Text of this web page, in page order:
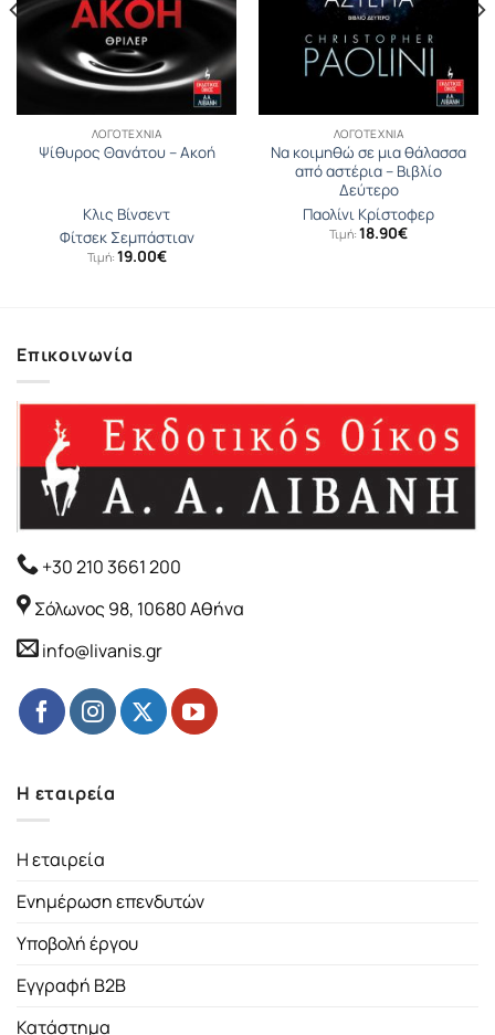
ΛΟΓΟΤΕΧΝΊΑ
Ψίθυρος Θανάτου – Ακοή
Κλις Βίνσεντ
Φίτσεκ Σεμπάστιαν
Τιμή: 19.00€
ΛΟΓΟΤΕΧΝΊΑ
Να κοιμηθώ σε μια θάλασσα
από αστέρια – Βιβλίο
Δεύτερο
Παολίνι Κρίστοφερ
Τιμή: 18.90€
Επικοινωνία
+30 210 3661 200
Σόλωνος 98, 10680 Αθήνα
info@livanis.gr
Η εταιρεία
Η εταιρεία
Ενημέρωση επενδυτών
Υποβολή έργου
Εγγραφή B2B
Κατάστημα